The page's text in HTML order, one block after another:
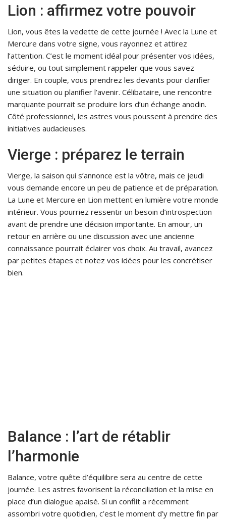
Lion : affirmez votre pouvoir
Lion, vous êtes la vedette de cette journée ! Avec la Lune et
Mercure dans votre signe, vous rayonnez et attirez
l’attention. C’est le moment idéal pour présenter vos idées,
séduire, ou tout simplement rappeler que vous savez
diriger. En couple, vous prendrez les devants pour clarifier
une situation ou planifier l’avenir. Célibataire, une rencontre
marquante pourrait se produire lors d’un échange anodin.
Côté professionnel, les astres vous poussent à prendre des
initiatives audacieuses.
Vierge : préparez le terrain
Vierge, la saison qui s’annonce est la vôtre, mais ce jeudi
vous demande encore un peu de patience et de préparation.
La Lune et Mercure en Lion mettent en lumière votre monde
intérieur. Vous pourriez ressentir un besoin d’introspection
avant de prendre une décision importante. En amour, un
retour en arrière ou une discussion avec une ancienne
connaissance pourrait éclairer vos choix. Au travail, avancez
par petites étapes et notez vos idées pour les concrétiser
bien.
Balance : l’art de rétablir
l’harmonie
Balance, votre quête d’équilibre sera au centre de cette
journée. Les astres favorisent la réconciliation et la mise en
place d’un dialogue apaisé. Si un conflit a récemment
assombri votre quotidien, c’est le moment d’y mettre fin par